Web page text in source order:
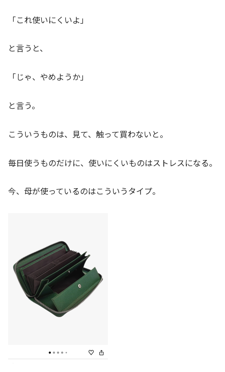
「これ使いにくいよ」
と言うと、
「じゃ、やめようか」
と言う。
こういうものは、見て、触って買わないと。
毎日使うものだけに、使いにくいものはストレスになる。
今、母が使っているのはこういうタイプ。